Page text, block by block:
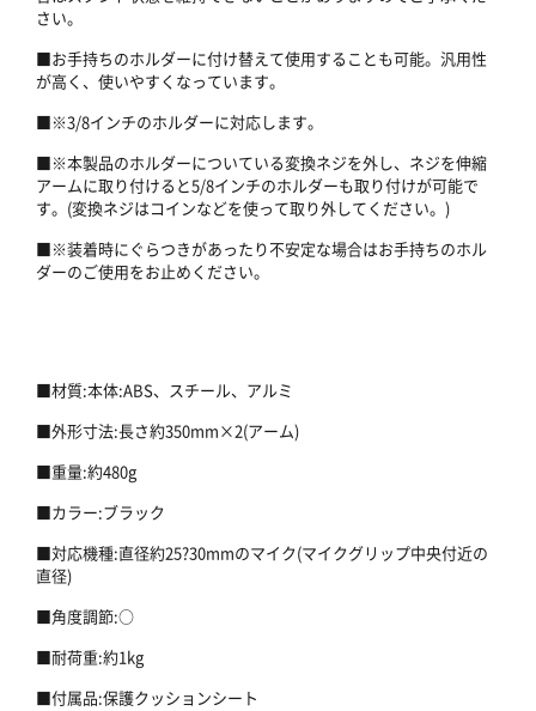
さい。
■お手持ちのホルダーに付け替えて使用することも可能。汎用性
が高く、使いやすくなっています。
■※3/8インチのホルダーに対応します。
■※本製品のホルダーについている変換ネジを外し、ネジを伸縮
アームに取り付けると5/8インチのホルダーも取り付けが可能で
す。(変換ネジはコインなどを使って取り外してください。)
■※装着時にぐらつきがあったり不安定な場合はお手持ちのホル
ダーのご使用をお止めください。
■材質:本体:ABS、スチール、アルミ
■外形寸法:長さ約350mm×2(アーム)
■重量:約480g
■カラー:ブラック
■対応機種:直径約25?30mmのマイク(マイクグリップ中央付近の
直径)
■角度調節:○
■耐荷重:約1kg
■付属品:保護クッションシート